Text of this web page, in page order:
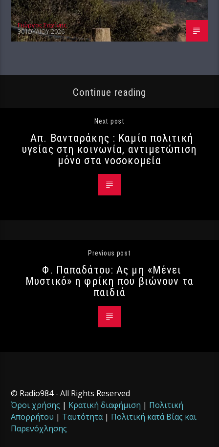
Γιώργος Σαχίνης
30 ΙΟΥΛΊΟΥ 2026
Continue reading
Next post
Απ. Βανταράκης : Καμία πολιτική
υγείας στη κοινωνία, αντιμετώπιση
μόνο στα νοσοκομεία
Previous post
Φ. Παπαδάτου: Ας μη «Μένει
Μυστικό» η φρίκη που βιώνουν τα
παιδιά
© Radio984 - All Rights Reserved
Όροι χρήσης | Κρατική διαφήμιση | Πολιτική
Απορρήτου | Ταυτότητα| Πολιτική κατά Βίας και
Παρενόχλησης